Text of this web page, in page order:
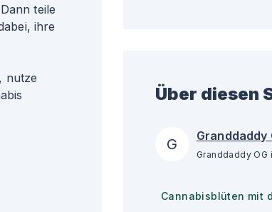
teile
ihre
nutze
Über diesen
G Granddaddy
Cannabisblüten mit